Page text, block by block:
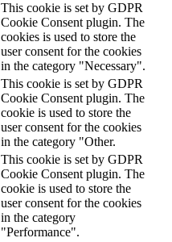
This cookie is set by GDPR
Cookie Consent plugin. The
cookies is used to store the
user consent for the cookies
in the category "Necessary".
This cookie is set by GDPR
Cookie Consent plugin. The
cookie is used to store the
user consent for the cookies
in the category "Other.
This cookie is set by GDPR
Cookie Consent plugin. The
cookie is used to store the
user consent for the cookies
in the category
"Performance".